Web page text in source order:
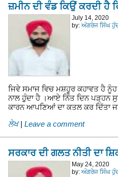
ਜ਼ਮੀਨ ਦੀ ਵੰਡ ਕਿਉਂ ਕਰਦੀ ਹੈ
July 14, 2020
by: ਅੰਗਰੇਜ ਸਿੰਘ
ਜਿਵੇ ਸਮਾਜ ਵਿਚ ਮਸ਼ਹੂਰ ਕਹਾਵਤ ਹੈ ਨੂੰਹ
ਨਾਲ ਹੁੁੰਦਾ ਹੈ ।ਆਏ ਨਿੱਤ ਦਿਨ ਪੜ੍ਹਨ
ਕਾਰਨ ਆਪਣਿਆਂ ਦਾ ਕਤਲ ਕਰ ਦਿੱਤਾ
ਲੇਖ | Leave a comment
ਸਰਕਾਰ ਦੀ ਗਲਤ ਨੀਤੀ ਦਾ
May 24, 2020
by: ਅੰਗਰੇਜ ਸਿੰਘ